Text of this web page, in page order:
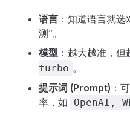
语言 ：知道语言就
测”。
模型 ：越大越准，
turbo 。
提示词 (Prompt) ：
率，如
OpenAI,